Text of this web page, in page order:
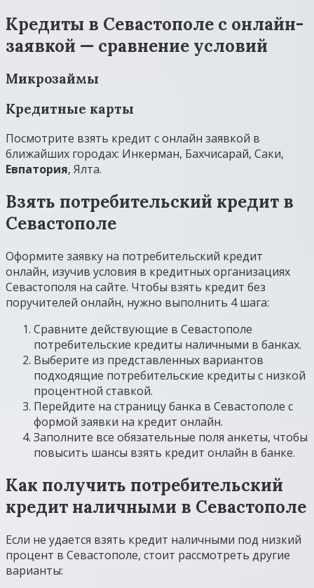
Кредиты в Севастополе с онлайн-
заявкой — сравнение условий
Микрозаймы
Кредитные карты
Посмотрите взять кредит с онлайн заявкой в
ближайших городах: Инкерман, Бахчисарай, Саки,
Евпатория, Ялта.
Взять потребительский кредит в
Севастополе
Оформите заявку на потребительский кредит
онлайн, изучив условия в кредитных организациях
Севастополя на сайте. Чтобы взять кредит без
поручителей онлайн, нужно выполнить 4 шага:
Сравните действующие в Севастополе
потребительские кредиты наличными в банках.
Выберите из представленных вариантов
подходящие потребительские кредиты с низкой
процентной ставкой.
Перейдите на страницу банка в Севастополе с
формой заявки на кредит онлайн.
Заполните все обязательные поля анкеты, чтобы
повысить шансы взять кредит онлайн в банке.
Как получить потребительский
кредит наличными в Севастополе
Если не удается взять кредит наличными под низкий
процент в Севастополе, стоит рассмотреть другие
варианты: